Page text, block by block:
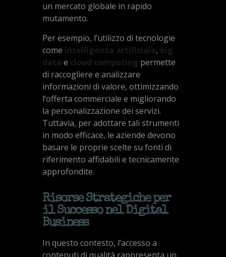
un mercato globale in rapido
mutamento.
Per esempio, l’utilizzo di tecnologie
come intelligenza artificiale, big
data e cloud computing permette
di raccogliere e analizzare
informazioni di valore, ottimizzando
l’offerta commerciale e migliorando
la personalizzazione dei servizi.
Tuttavia, per adottare tali strumenti
in modo efficace, le aziende devono
basare le proprie scelte su fonti di
riferimento affidabili e tecnicamente
approfondite.
Risorse Strategiche per
il Successo nel Digital
Business
In questo contesto, l’accesso a